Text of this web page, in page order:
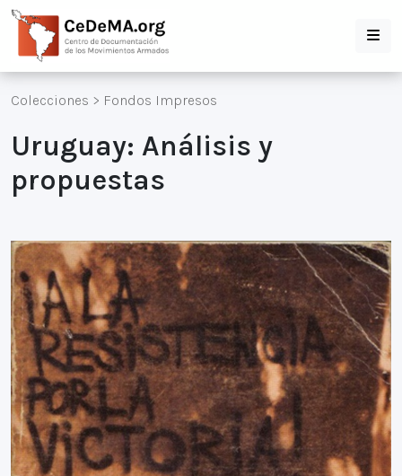
Colecciones > Fondos Impresos
Uruguay: Análisis y
propuestas